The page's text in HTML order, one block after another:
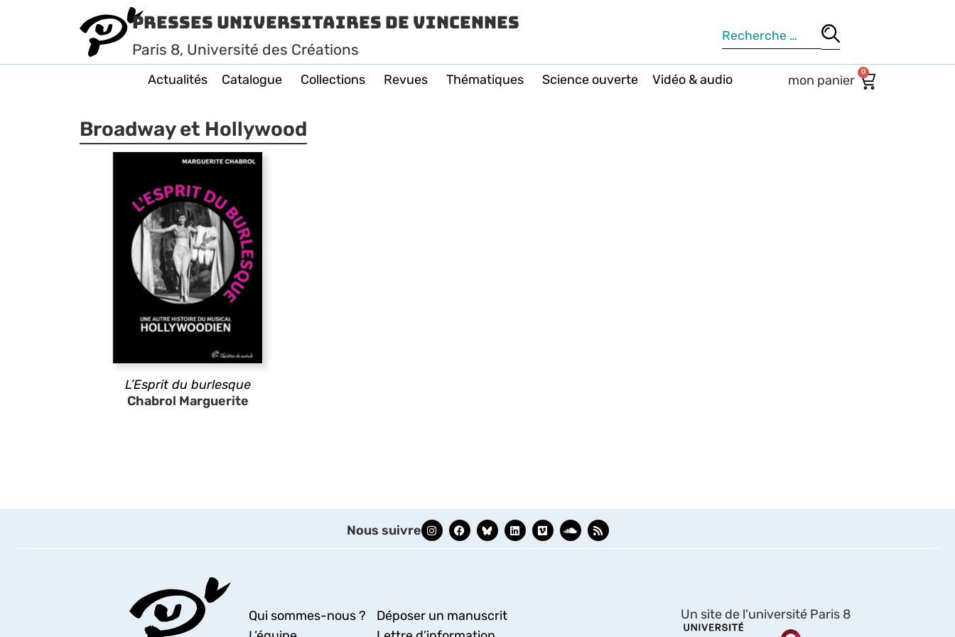
Presses Universitaires de Vincennes
Paris 8, Université des Créations
Actualités Catalogue Collections Revues Thématiques Science ouverte Vidéo & audio 0
Broadway et Hollywood
L’Esprit du burlesque
Chabrol Marguerite
Nous suivre
Qui sommes-nous ?
Déposer un manuscrit
Un site de l'université Paris 8